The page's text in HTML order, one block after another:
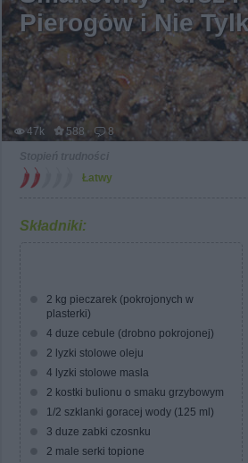
Pierogȯw i Nie
47k 588
8
Łatwy
Składniki:
2 kg pieczarek (pokrojonych w
plasterki)
4 duze cebule (drobno pokrojonej)
2 lyzki stolowe oleju
4 lyzki stolowe masla
2 kostki bulionu o smaku grzybowym
1/2 szklanki goracej wody (125 ml)
3 duze zabki czosnku
2 male serki topione